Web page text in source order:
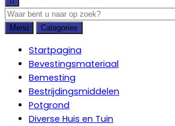
Menu Categories
Startpagina
Bevestingsmateriaal
Bemesting
Bestrijdingsmiddelen
Potgrond
Diverse Huis en Tuin